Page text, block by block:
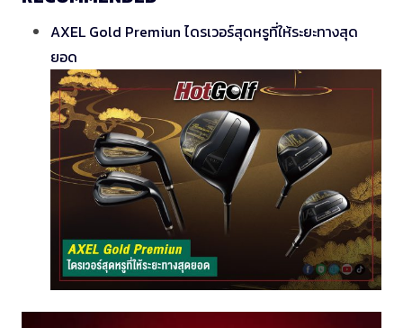
AXEL Gold Premiun ไดรเวอร์สุดหรูที่ให้ระยะทางสุด
ยอด